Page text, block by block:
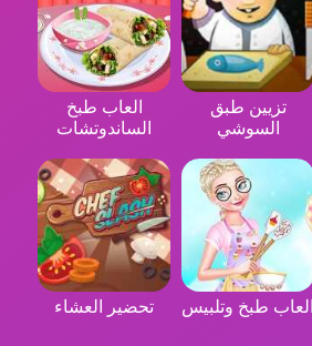
تزيين طبق
السوشي
العاب طبخ
الساندوتشات
العاب طبخ وتلبيس تحضير العشاء